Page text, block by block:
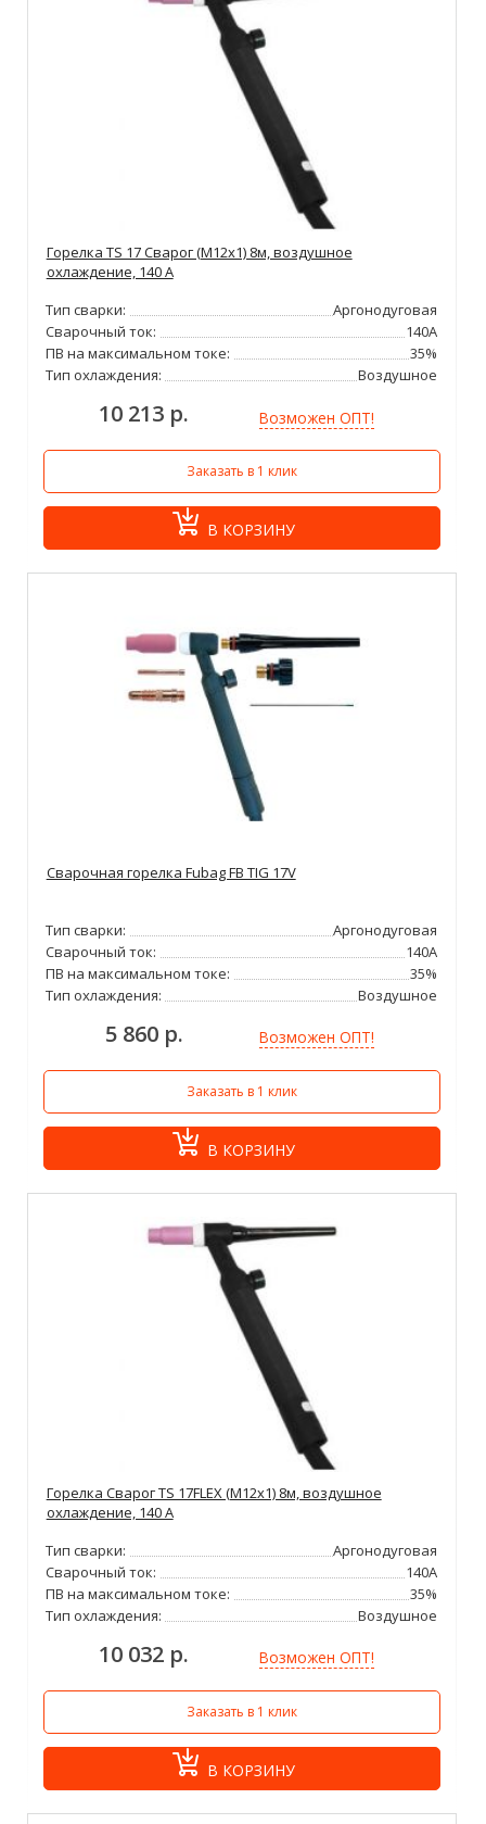
Горелка TS 17 Сварог (M12x1) 8м, воздушное
охлаждение, 140 А
Тип сварки:
Аргонодуговая
Сварочный ток:
140А
ПВ на максимальном токе:
35%
Тип охлаждения:
Воздушное
10 213 р. Возможен ОПТ!
Заказать в 1 клик
В КОРЗИНУ
Сварочная горелка Fubag FB TIG 17V
Тип сварки:
Аргонодуговая
Сварочный ток:
140А
ПВ на максимальном токе:
35%
Тип охлаждения:
Воздушное
5 860 р. Возможен ОПТ!
Заказать в 1 клик
В КОРЗИНУ
Горелка Сварог TS 17FLEX (M12x1) 8м, воздушное
охлаждение, 140 А
Тип сварки:
Аргонодуговая
Сварочный ток:
140А
ПВ на максимальном токе:
35%
Тип охлаждения:
Воздушное
10 032 р. Возможен ОПТ!
Заказать в 1 клик
В КОРЗИНУ